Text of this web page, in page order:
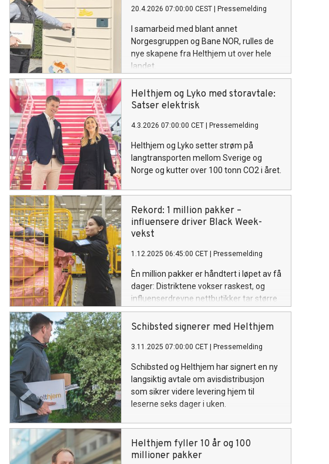
20.4.2026 07:00:00 CEST Pressemelding
I samarbeid med blant annet
Norgesgruppen og Bane NOR, rulles de
nye skapene fra Helthjem ut over hele
landet.
Helthjem og Lyko med storavtale:
Satser elektrisk
4.3.2026 07:00:00 CET Pressemelding
Helthjem og Lyko setter strøm på
langtransporten mellom Sverige og
Norge og kutter over 100 tonn CO2 i året.
Rekord: 1 million pakker –
influensere driver Black Week-
vekst
1.12.2025 06:45:00 CET Pressemelding
Èn million pakker er håndtert i løpet av få
dager: Distriktene vokser raskest, og
influenserdrevne nettbutikker tar større
plass i norsk netthandel.
Schibsted signerer med Helthjem
3.11.2025 07:00:00 CET Pressemelding
Schibsted og Helthjem har signert en ny
langsiktig avtale om avisdistribusjon
som sikrer videre levering hjem til
leserne seks dager i uken.
Helthjem fyller 10 år og 100
millioner pakker